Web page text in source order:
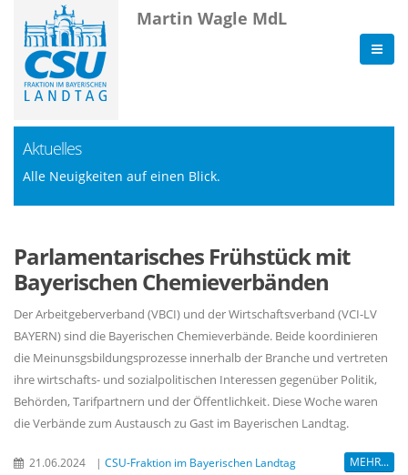
Martin Wagle MdL
Aktuelles
Alle Neuigkeiten auf einen Blick.
Parlamentarisches Frühstück mit
Bayerischen Chemieverbänden
Der Arbeitgeberverband (VBCI) und der Wirtschaftsverband (VCI-LV
BAYERN) sind die Bayerischen Chemieverbände. Beide koordinieren
die Meinunsgsbildungsprozesse innerhalb der Branche und vertreten
ihre wirtschafts- und sozialpolitischen Interessen gegenüber Politik,
Behörden, Tarifpartnern und der Öffentlichkeit. Diese Woche waren
die Verbände zum Austausch zu Gast im Bayerischen Landtag.
21.06.2024 | CSU-Fraktion im Bayerischen Landtag MEHR...